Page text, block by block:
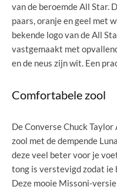
van de beroemde All Star.
paars, oranje en geel met
bekende logo van de All
vastgemaakt met
en de neus zijn wit. Een
Comfortabele zool
De Converse Chuck
zool met de dempende
deze veel beter voor je
tong is verstevigd zodat
Deze mooie Missoni-